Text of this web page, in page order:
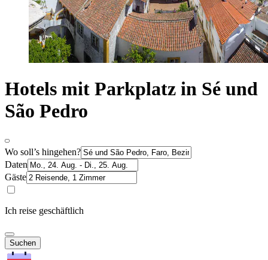
Hotels mit Parkplatz in Sé und
São Pedro
Wo soll’s hingehen?
Daten
Gäste
Ich reise geschäftlich
Suchen